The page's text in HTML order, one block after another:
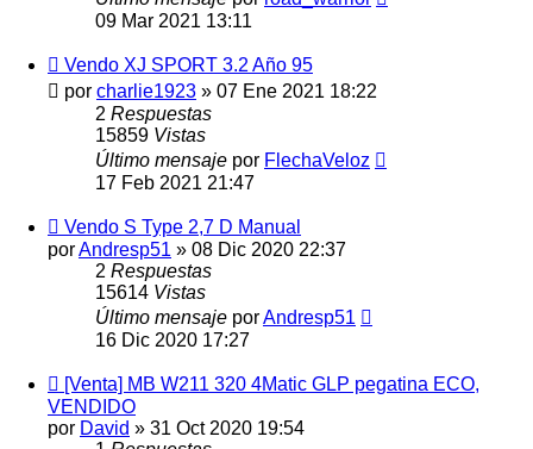
09 Mar 2021 13:11
Vendo XJ SPORT 3.2 Año 95
por charlie1923 » 07 Ene 2021 18:22
2 Respuestas
15859 Vistas
Último mensaje por FlechaVeloz
17 Feb 2021 21:47
Vendo S Type 2,7 D Manual
porAndresp51 » 08 Dic 2020 22:37
2 Respuestas
15614 Vistas
Último mensaje porAndresp51
16 Dic 2020 17:27
[Venta] MB W211 320 4Matic GLP pegatina ECO,
VENDIDO
por David » 31 Oct 2020 19:54